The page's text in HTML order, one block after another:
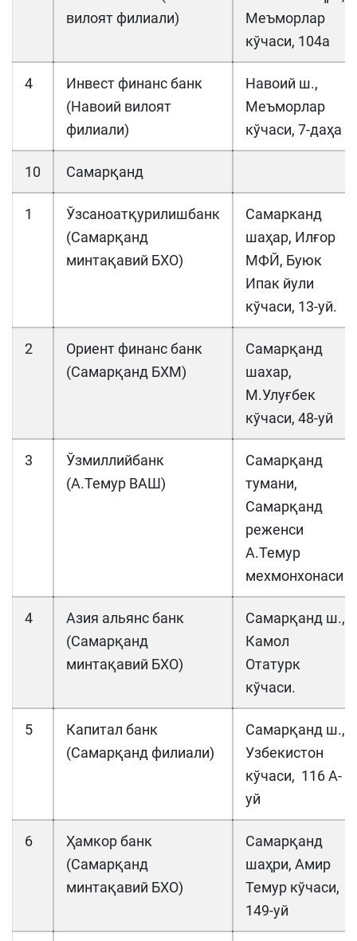
вилоят филиали)
Меъморлар
кўчаси, 104a
4
Инвест финанс банк
(Навоий вилоят
филиали)
Навоий ш.,
Меъморлар
кўчаси, 7-даҳа
10 Самарқанд
1
Ўзсаноатқурилишбанк
(Самарқанд
минтақавий БХО)
Самарканд
шаҳар, Илғор
МФЙ, Буюк
Ипак йули
кўчаси, 13-уй.
2
Ориент финанс банк
(Самарқанд БХМ)
Самарқанд
шахар,
М.Улуғбек
кўчаси, 48-уй
3
Ўзмиллийбанк
(А.Темур ВАШ)
Самарқанд
тумани,
Самарқанд
реженси
А.Темур
мехмонхонаси
4
Азия альянс банк
(Самарқанд
минтақавий БХО)
Самарқанд ш.,
Камол
Отатурк
кўчаси.
5
Капитал банк
(Самарқанд филиали)
Самарқанд ш.,
Узбекистон
кўчаси, 116 А-
уй
6
Ҳамкор банк
(Самарқанд
минтақавий БХО)
Самарқанд
шаҳри, Амир
Темур кўчаси,
149-уй